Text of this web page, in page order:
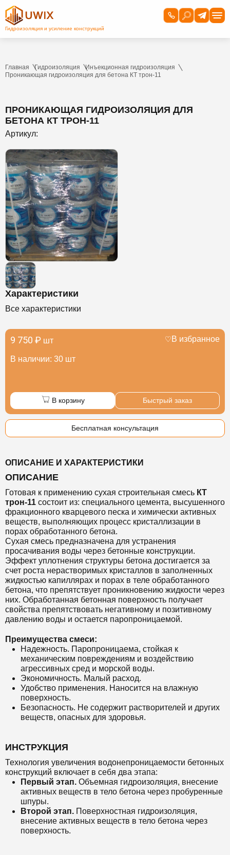
Главная Гидроизоляция
Инъекционная гидроизоляция
Проникающая гидроизоляция для бетона КТ трон-11
ПРОНИКАЮЩАЯ ГИДРОИЗОЛЯЦИЯ ДЛЯ
БЕТОНА КТ ТРОН-11
Артикул:
Характеристики
Все характеристики
9 750 ₽ шт
В наличии: 30 шт
В избранное
В корзину Быстрый заказ
Бесплатная консультация
ОПИСАНИЕ И ХАРАКТЕРИСТИКИ
ОПИСАНИЕ
Готовая к применению сухая строительная смесь КТ
трон-11 состоит из: специального цемента, высушенного
фракционного кварцевого песка и химически активных
веществ, выполняющих процесс кристаллизации в
порах обработанного бетона.
Сухая смесь предназначена для устранения
просачивания воды через бетонные конструкции.
Эффект уплотнения структуры бетона достигается за
счет роста нерастворимых кристаллов в заполненных
жидкостью капиллярах и порах в теле обработанного
бетона, что препятствует проникновению жидкости через
них. Обработанная бетонная поверхность получает
свойства препятствовать негативному и позитивному
давлению воды и остается паропроницаемой.
Преимущества смеси:
Надежность. Паропроницаема, стойкая к
механическим повреждениям и воздействию
агрессивных сред и морской воды.
Экономичность. Малый расход.
Удобство применения. Наносится на влажную
поверхность.
Безопасность. Не содержит растворителей и других
веществ, опасных для здоровья.
ИНСТРУКЦИЯ
Технология увеличения водонепроницаемости бетонных
конструкций включает в себя два этапа:
Первый этап. Объемная гидроизоляция, внесение
активных веществ в тело бетона через пробуренные
шпуры.
Второй этап. Поверхностная гидроизоляция,
внесение активных веществ в тело бетона через
поверхность.